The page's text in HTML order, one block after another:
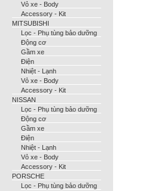
Vỏ xe - Body
Accessory - Kit
MITSUBISHI
Lọc - Phụ tùng bảo dưỡng
Động cơ
Gầm xe
Điện
Nhiệt - Lạnh
Vỏ xe - Body
Accessory - Kit
NISSAN
Lọc - Phụ tùng bảo dưỡng
Động cơ
Gầm xe
Điện
Nhiệt - Lạnh
Vỏ xe - Body
Accessory - Kit
PORSCHE
Lọc - Phụ tùng bảo dưỡng